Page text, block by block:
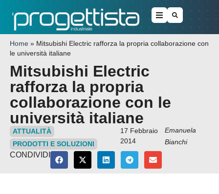
Home » Mitsubishi Electric rafforza la propria collaborazione con
le università italiane
Mitsubishi Electric
rafforza la propria
collaborazione con le
università italiane
ATTUALITÀ
PRODOTTI E SOLUZIONI
17 Febbraio
2014
Emanuela
Bianchi
CONDIVIDI